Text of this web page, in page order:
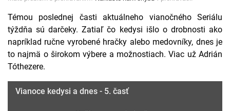
Témou poslednej časti aktuálneho vianočného Seriálu
týždňa sú darčeky. Zatiaľ čo kedysi išlo o drobnosti ako
napríklad ručne vyrobené hračky alebo medovníky, dnes je
to najmä o širokom výbere a možnostiach. Viac už Adrián
Tóthezere.
Vianoce kedysi a dnes - 5. časť